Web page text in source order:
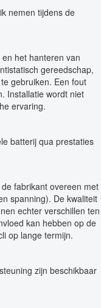
nemen tijdens de
het hanteren van
gereedschap,
gebruiken. Een fout
Installatie wordt niet
ervaring.
batterij qua prestaties
fabrikant overeen met
spanning). De kwaliteit
echter verschillen ten
kan hebben op de
op lange termijn.
zijn beschikbaar